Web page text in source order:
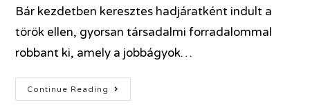
Bár kezdetben keresztes hadjáratként indult a
török ellen, gyorsan társadalmi forradalommal
robbant ki, amely a jobbágyok…
Continue Reading